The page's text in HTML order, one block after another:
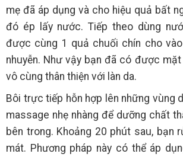
mẹ đã áp dụng và cho hiệu quả bất
đó ép lấy nước. Tiếp theo dùng
được cùng 1 quả chuối chín cho
nhuyễn. Như vậy bạn đã có được
vô cùng thân thiện với làn da.
Bôi trực tiếp hỗn hợp lên những vùng
massage nhẹ nhàng để dưỡng chất
bên trong. Khoảng 20 phút sau, bạn
mát. Phương pháp này có thể áp